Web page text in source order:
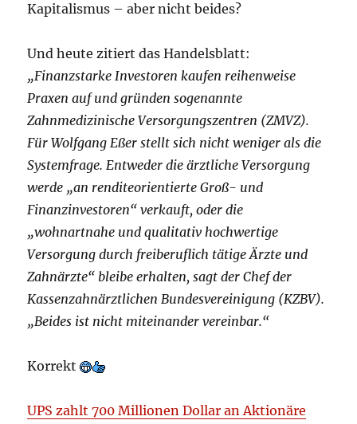
Kapitalismus – aber nicht beides?
Und heute zitiert das Handelsblatt:
„Finanzstarke Investoren kaufen reihenweise
Praxen auf und gründen sogenannte
Zahnmedizinische Versorgungszentren (ZMVZ).
Für Wolfgang Eßer stellt sich nicht weniger als die
Systemfrage. Entweder die ärztliche Versorgung
werde „an renditeorientierte Groß- und
Finanzinvestoren“ verkauft, oder die
„wohnartnahe und qualitativ hochwertige
Versorgung durch freiberuflich tätige Ärzte und
Zahnärzte“ bleibe erhalten, sagt der Chef der
Kassenzahnärztlichen Bundesvereinigung (KZBV).
„Beides ist nicht miteinander vereinbar.“
Korrekt
UPS zahlt 700 Millionen Dollar an Aktionäre